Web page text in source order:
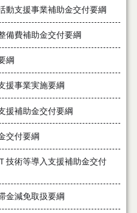
動支援事業補助金交付要綱
備費補助金交付要綱
綱
援事業実施要綱
援補助金交付要綱
交付要綱
技術等導入支援補助金交付
金減免取扱要綱